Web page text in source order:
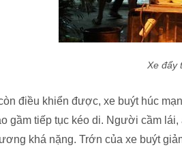
Xe đẩy
điều khiển được, xe buýt húc
gầm tiếp tục kéo di. Người cầm
khá nặng. Trớn của xe buýt